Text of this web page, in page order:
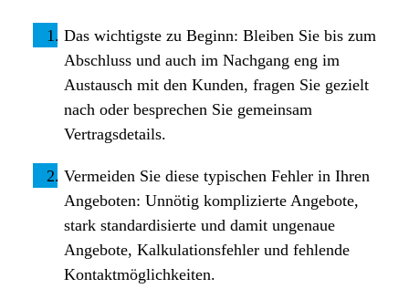
Das wichtigste zu Beginn: Bleiben Sie bis zum
Abschluss und auch im Nachgang eng im
Austausch mit den Kunden, fragen Sie gezielt
nach oder besprechen Sie gemeinsam
Vertragsdetails.
Vermeiden Sie diese typischen Fehler in Ihren
Angeboten: Unnötig komplizierte Angebote,
stark standardisierte und damit ungenaue
Angebote, Kalkulationsfehler und fehlende
Kontaktmöglichkeiten.